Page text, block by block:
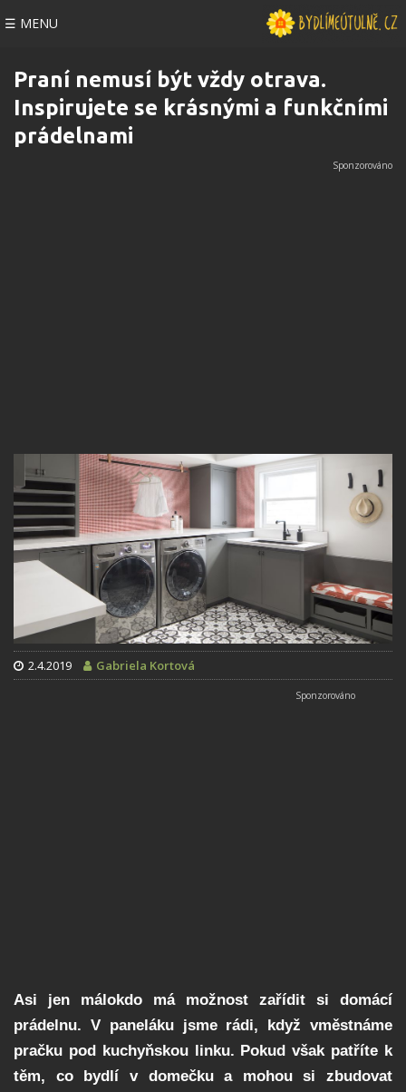
☰ MENU
Praní nemusí být vždy otrava.
Inspirujete se krásnými a funkčními
prádelnami
2.4.2019 Gabriela Kortová
Asi jen málokdo má možnost zařídit si domácí
prádelnu. V paneláku jsme rádi, když vměstnáme
pračku pod kuchyňskou linku. Pokud však patříte k
těm, co bydlí v domečku a mohou si zbudovat